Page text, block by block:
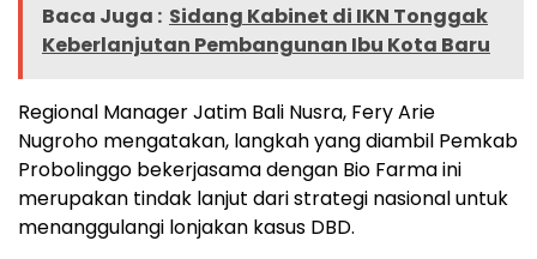
Baca Juga : Sidang Kabinet di IKN Tonggak
Keberlanjutan Pembangunan Ibu Kota Baru
Regional Manager Jatim Bali Nusra, Fery Arie
Nugroho mengatakan, langkah yang diambil Pemkab
Probolinggo bekerjasama dengan Bio Farma ini
merupakan tindak lanjut dari strategi nasional untuk
menanggulangi lonjakan kasus DBD.